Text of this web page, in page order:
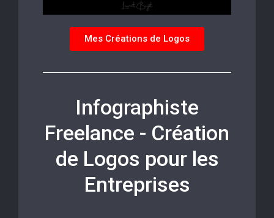
Mes Créations de Logos
Infographiste
Freelance - Création
de Logos pour les
Entreprises